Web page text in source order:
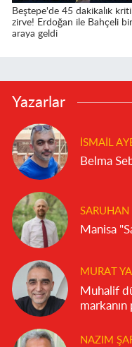
Beştepe'de 45 dakikalık
zirve! Erdoğan ile Bahçeli bir
araya geldi
Yazarlar
İSMAIL
Belma
SARUHAN
Manisa
MURAT
Muhalif
NAZIM